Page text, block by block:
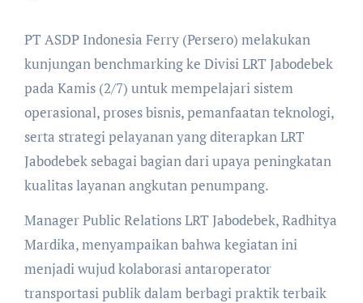
PT ASDP Indonesia Ferry (Persero) melakukan
kunjungan benchmarking ke Divisi LRT Jabodebek
pada Kamis (2/7) untuk mempelajari sistem
operasional, proses bisnis, pemanfaatan teknologi,
serta strategi pelayanan yang diterapkan LRT
Jabodebek sebagai bagian dari upaya peningkatan
kualitas layanan angkutan penumpang.
Manager Public Relations LRT Jabodebek, Radhitya
Mardika, menyampaikan bahwa kegiatan ini
menjadi wujud kolaborasi antaroperator
transportasi publik dalam berbagi praktik terbaik